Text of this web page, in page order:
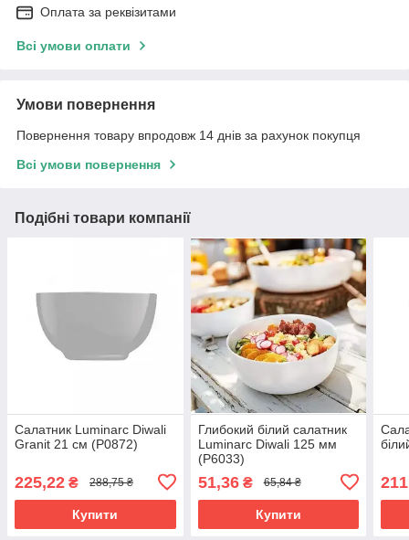
Оплата за реквізитами
Всі умови оплати
Умови повернення
Повернення товару впродовж 14 днів за рахунок покупця
Всі умови повернення
Подібні товари компанії
Салатник Luminarc Diwali
Granit 21 см (P0872)
225,22 ₴ 288,75 ₴
Купити
Глибокий білий салатник
Luminarc Diwali 125 мм
(P6033)
51,36₴ 65,84 ₴
Купити